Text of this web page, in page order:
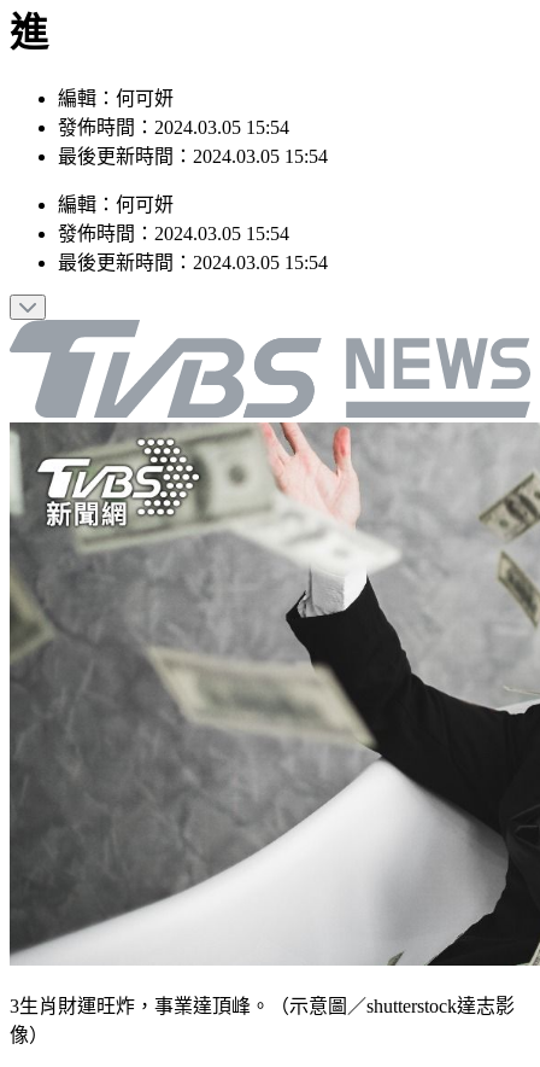
進
編輯：何可妍
發佈時間：2024.03.05 15:54
最後更新時間：2024.03.05 15:54
編輯 ： 何可妍
發佈時間： 2024.03.05 15:54
最後更新時間： 2024.03.05 15:54
3生肖財運旺炸，事業達頂峰。（示意圖／shutterstock達志影
像）